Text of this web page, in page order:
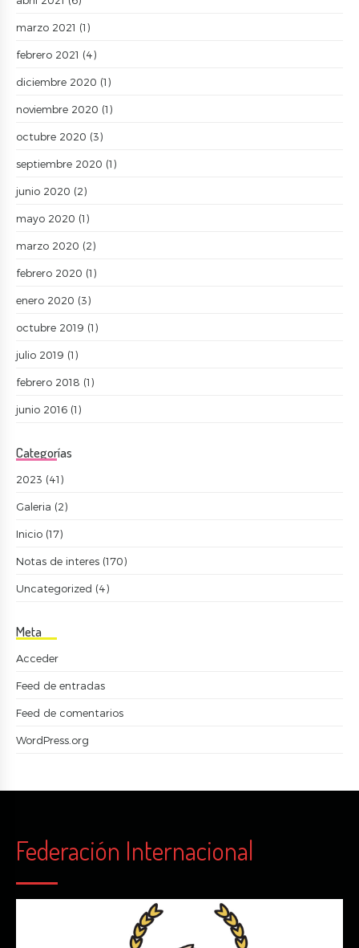
marzo 2021 (1)
febrero 2021 (4)
diciembre 2020 (1)
noviembre 2020 (1)
octubre 2020 (3)
septiembre 2020 (1)
junio 2020 (2)
mayo 2020 (1)
marzo 2020 (2)
febrero 2020 (1)
enero 2020 (3)
octubre 2019 (1)
julio 2019 (1)
febrero 2018 (1)
junio 2016 (1)
Categorías
2023 (41)
Galeria (2)
Inicio (17)
Notas de interes (170)
Uncategorized (4)
Meta
Acceder
Feed de entradas
Feed de comentarios
WordPress.org
Federación Internacional